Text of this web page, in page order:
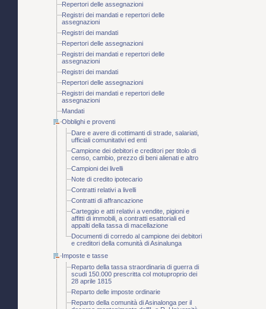
Repertori delle assegnazioni
Registri dei mandati e repertori delle
assegnazioni
Registri dei mandati
Repertori delle assegnazioni
Registri dei mandati e repertori delle
assegnazioni
Registri dei mandati
Repertori delle assegnazioni
Registri dei mandati e repertori delle
assegnazioni
Mandati
Obblighi e proventi
Dare e avere di cottimanti di strade, salariati,
ufficiali comunitativi ed enti
Campione dei debitori e creditori per titolo di
censo, cambio, prezzo di beni alienati e altro
Campioni dei livelli
Note di credito ipotecario
Contratti relativi a livelli
Contratti di affrancazione
Carteggio e atti relativi a vendite, pigioni e
affitti di immobili, a contratti esattoriali ed
appalti della tassa di macellazione
Documenti di corredo al campione dei debitori
e creditori della comunità di Asinalunga
Imposte e tasse
Reparto della tassa straordinaria di guerra di
scudi 150.000 prescritta col motuproprio dei
28 aprile 1815
Reparto delle imposte ordinarie
Reparto della comunità di Asinalonga per il